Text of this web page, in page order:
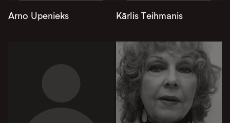
Arno Upenieks Kārlis Teihmanis